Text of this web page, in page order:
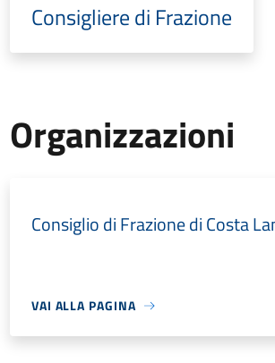
Consigliere di Frazione
Organizzazioni
Consiglio di Frazione di Costa
VAI ALLA PAGINA